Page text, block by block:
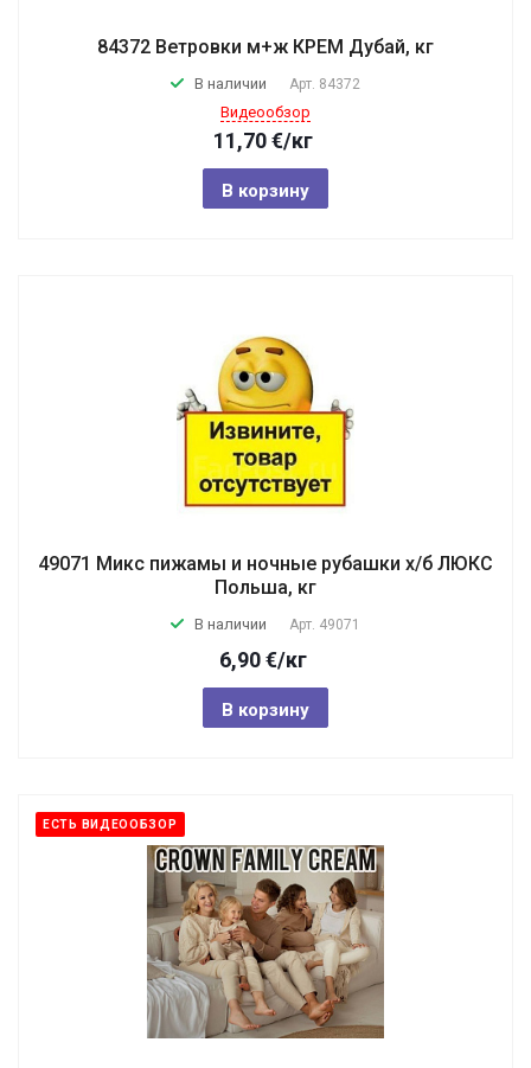
84372 Ветровки м+ж КРЕМ Дубай, кг
В наличии Арт. 84372
Видеообзор
11,70€/кг
В корзину
49071 Микс пижамы и ночные рубашки х/б ЛЮКС
Польша, кг
В наличии Арт. 49071
6,90€/кг
В корзину
ЕСТЬ ВИДЕООБЗОР